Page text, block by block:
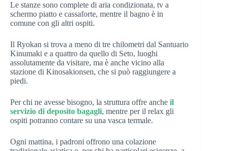
Le stanze sono complete di aria condizionata, tv a
schermo piatto e cassaforte, mentre il bagno è in
comune con gli altri ospiti.
Il Ryokan si trova a meno di tre chilometri dal Santuario
Kinumaki e a quattro da quello di Seto, luoghi
assolutamente da visitare, ma è anche vicino alla
stazione di Kinosakionsen, che si può raggiungere a
piedi.
Per chi ne avesse bisogno, la struttura offre anche il
servizio di deposito bagagli, mentre per il relax gli
ospiti potranno contare su una vasca termale.
Ogni mattina, i padroni offrono una colazione